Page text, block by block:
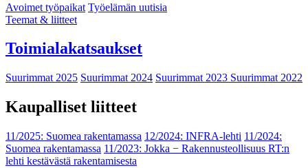
Avoimet työpaikat Työelämän uutisia
Teemat & liitteet
Toimialakatsaukset
Suurimmat 2025 Suurimmat 2024 Suurimmat 2023 Suurimmat 2022
Kaupalliset liitteet
11/2025: Suomea rakentamassa 12/2024: INFRA-lehti 11/2024:
Suomea rakentamassa 11/2023: Jokka − Rakennusteollisuus RT:n
lehti kestävästä rakentamisesta